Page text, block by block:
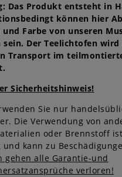
Das Produkt entsteht in
können hier
und Farbe von unseren
sein. Der Teelichtofen wird
Transport im
Sicherheitshinweis!
Sie nur
Die Verwendung von
oder Brennstoff
und kann zu
gehen alle Garantie-und
verloren!